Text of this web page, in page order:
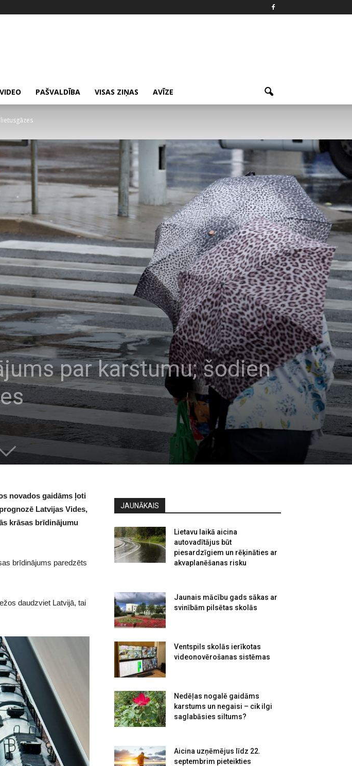
PAŠVALDĪBA VISAS ZIŅAS AVĪZE
par karstumu; šodien
novados gaidāms ļoti
Latvijas Vides,
krāsas brīdinājumu
brīdinājums paredzēts
daudzviet Latvijā, tai
JAUNĀKAIS
Lietavu laikā aicina
autovadītājus būt
piesardzīgiem un rēķināties ar
akvaplanēšanas risku
Jaunais mācību gads sākas ar
svinībām pilsētas skolās
Ventspils skolās ierīkotas
videonovērošanas sistēmas
Nedēļas nogalē gaidāms
karstums un negaisi – cik ilgi
saglabāsies siltums?
Aicina uzņēmējus līdz 22.
septembrim pieteikties